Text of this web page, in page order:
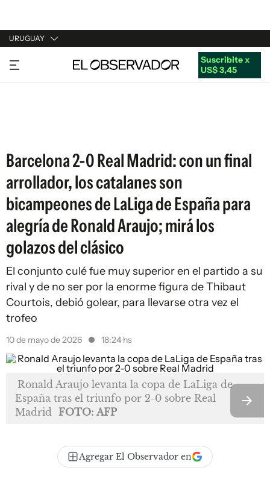
URUGUAY
URUGUAY
ARGENTINA
Suscribite x
US$ 3,45
Barcelona 2-0 Real Madrid: con un final
arrollador, los catalanes son
bicampeones de LaLiga de España para
alegría de Ronald Araujo; mirá los
golazos del clásico
El conjunto culé fue muy superior en el partido a su
rival y de no ser por la enorme figura de Thibaut
Courtois, debió golear, para llevarse otra vez el
trofeo
10 de mayo de 2026 18:24 hs
Ronald Araujo levanta la copa de LaLiga de
España tras el triunfo por 2-0 sobre Real
Madrid FOTO: AFP
Agregar El Observador en